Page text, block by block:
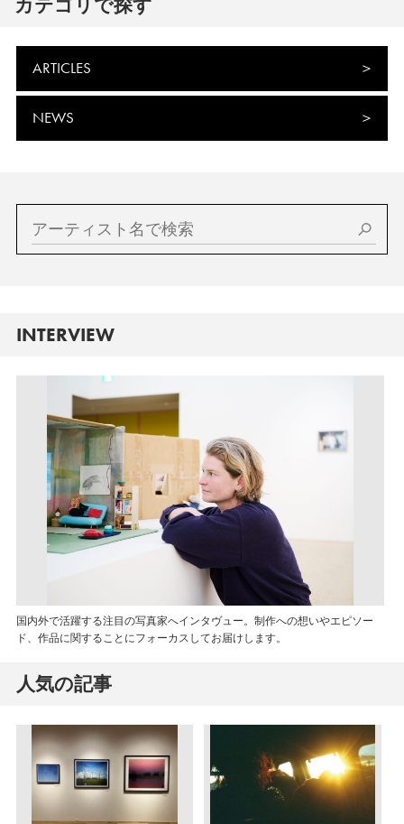
ARTICLES
NEWS
INTERVIEW
国内外で活躍する注目の写真家へインタヴュー。制作への想いやエピソー
ド、作品に関することにフォーカスしてお届けします。
人気の記事